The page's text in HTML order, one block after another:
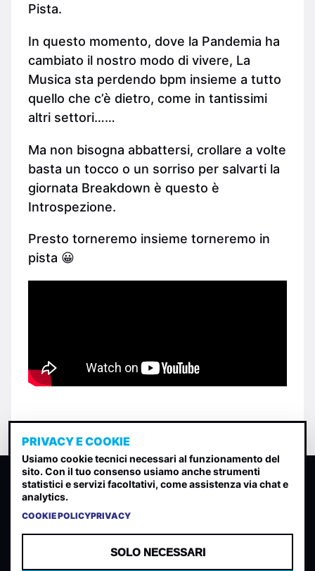
Pista.
In questo momento, dove la Pandemia ha
cambiato il nostro modo di vivere, La
Musica sta perdendo bpm insieme a tutto
quello che c’è dietro, come in tantissimi
altri settori……
Ma non bisogna abbattersi, crollare a volte
basta un tocco o un sorriso per salvarti la
giornata Breakdown è questo è
Introspezione.
Presto torneremo insieme torneremo in
pista 😀
CLASSIFICA INDIE
Classifica per indice di gradimento generata dall analisi di
PRIVACY E COOKIE
Usiamo cookie tecnici necessari al funzionamento del
sito. Con il tuo consenso usiamo anche strumenti
statistici e servizi facoltativi, come assistenza via chat e
analytics.
COOKIE POLICYPRIVACY
SOLO NECESSARI